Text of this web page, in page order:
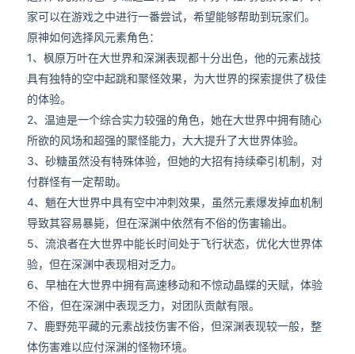
家可以在游戏之中进行一番尝试，希望能够帮助到玩家们。
原神如何选择风元素角色：
1、枫原万叶在大世界和深渊表现都十分出色，他的元素战技
具有独特的空中起跳和聚怪效果，为大世界的探索提供了极佳
的体验。
2、温迪是一个综合实力较强的角色，她在大世界中拥有随心
所欲的风场和超强的聚怪能力，大大提升了大世界体验。
3、砂糖虽然没有特殊体验，但她的大招有持续牵引机制，对
付群怪有一定帮助。
4、魈在大世界中具有空中冲刺效果，虽然元素爆发掉血机制
导致其容易暴毙，但在深渊中依然有不俗的伤害输出。
5、流浪者在大世界中能长时间处于飞行状态，优化大世界体
验，但在深渊中表现相对乏力。
6、早柚在大世界中拥有高速移动和不惊动晶蝶的天赋，体验
不俗，但在深渊中表现乏力，对团队贡献有限。
7、鹿野苑平藏的元素战技伤害不俗，但深渊表现较一般，整
体伤害难以应付深渊的怪物环境。